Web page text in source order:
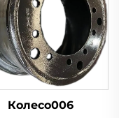
Колесо006